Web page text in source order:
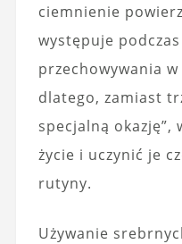
ciemnienie
występuje podczas
przechowywania
dlatego, zamiast
specjalną
życie i uczynić je
rutyny.
Używanie